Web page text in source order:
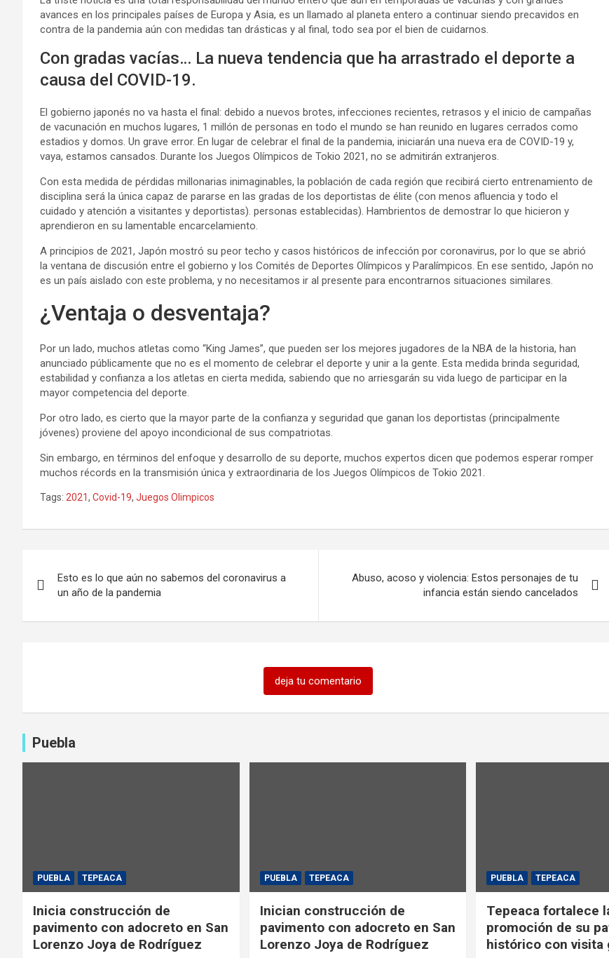
avances en los principales países de Europa y Asia, es un llamado al planeta entero a continuar siendo precavidos en
contra de la pandemia aún con medidas tan drásticas y al final, todo sea por el bien de cuidarnos.
Con gradas vacías… La nueva tendencia que ha arrastrado el deporte a
causa del COVID-19.
El gobierno japonés no va hasta el final: debido a nuevos brotes, infecciones recientes, retrasos y el inicio de campañas
de vacunación en muchos lugares, 1 millón de personas en todo el mundo se han reunido en lugares cerrados como
estadios y domos. Un grave error. En lugar de celebrar el final de la pandemia, iniciarán una nueva era de COVID-19 y,
vaya, estamos cansados. Durante los Juegos Olímpicos de Tokio 2021, no se admitirán extranjeros.
Con esta medida de pérdidas millonarias inimaginables, la población de cada región que recibirá cierto entrenamiento de
disciplina será la única capaz de pararse en las gradas de los deportistas de élite (con menos afluencia y todo el
cuidado y atención a visitantes y deportistas). personas establecidas). Hambrientos de demostrar lo que hicieron y
aprendieron en su lamentable encarcelamiento.
A principios de 2021, Japón mostró su peor techo y casos históricos de infección por coronavirus, por lo que se abrió
la ventana de discusión entre el gobierno y los Comités de Deportes Olímpicos y Paralímpicos. En ese sentido, Japón no
es un país aislado con este problema, y ​​no necesitamos ir al presente para encontrarnos situaciones similares.
¿Ventaja o desventaja?
Por un lado, muchos atletas como “King James”, que pueden ser los mejores jugadores de la NBA de la historia, han
anunciado públicamente que no es el momento de celebrar el deporte y unir a la gente. Esta medida brinda seguridad,
estabilidad y confianza a los atletas en cierta medida, sabiendo que no arriesgarán su vida luego de participar en la
mayor competencia del deporte.
Por otro lado, es cierto que la mayor parte de la confianza y seguridad que ganan los deportistas (principalmente
jóvenes) proviene del apoyo incondicional de sus compatriotas.
Sin embargo, en términos del enfoque y desarrollo de su deporte, muchos expertos dicen que podemos esperar romper
muchos récords en la transmisión única y extraordinaria de los Juegos Olímpicos de Tokio 2021.
Tags: 2021, Covid-19, Juegos Olimpicos
de
entradas
Esto es lo que aún no sabemos del coronavirus a
un año de la pandemia
Abuso, acoso y violencia: Estos personajes de tu
infancia están siendo cancelados
deja tu comentario
Puebla
PUEBLA TEPEACA
Inicia construcción de
pavimento con adocreto en San
Lorenzo Joya de Rodríguez
PUEBLA TEPEACA
Inician construcción de
pavimento con adocreto en San
Lorenzo Joya de Rodríguez
PUEBLA TEPEACA
Tepeaca fortalece
promoción de su
histórico con visita